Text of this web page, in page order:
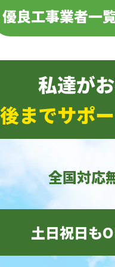
優良工事業者一
私達が
までサポ
全国対応
土日祝日も